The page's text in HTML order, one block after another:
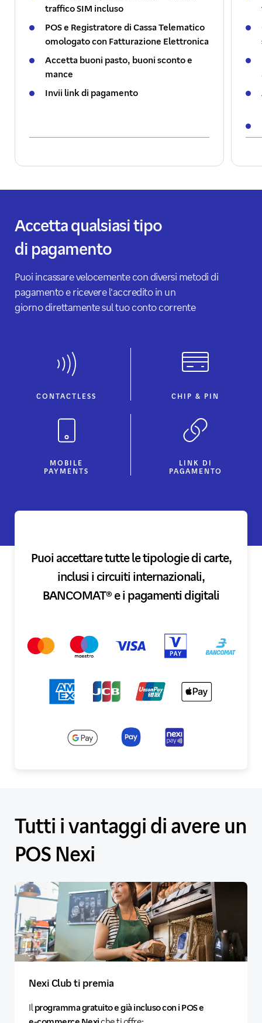
traffico SIM incluso
POS e Registratore di Cassa Telematico
omologato con Fatturazione Elettronica
Accetta buoni pasto, buoni sconto e
mance
Invii link di pagamento
Accetta qualsiasi tipo
di pagamento
Puoi incassare velocemente con diversi metodi di
pagamento e ricevere l'accredito in un
giorno direttamente sul tuo conto corrente
CONTACTLESS CHIP & PIN
MOBILE
PAYMENTS
LINK DI
PAGAMENTO
Puoi accettare tutte le tipologie di carte,
inclusi i circuiti internazionali,
BANCOMAT® e i pagamenti digitali
Tutti i vantaggi di avere un
POS Nexi
Nexi Club ti premia
Il programma gratuito e già incluso con i POS e